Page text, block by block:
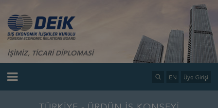
İŞİMİZ, TİCARİ DİPLOMASİ
EN Üye Girişi